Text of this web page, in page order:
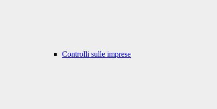
Controlli sulle imprese